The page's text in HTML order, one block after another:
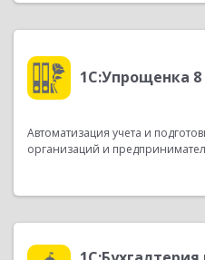
1С:Упрощенка 8
Автоматизация учета и
организаций и